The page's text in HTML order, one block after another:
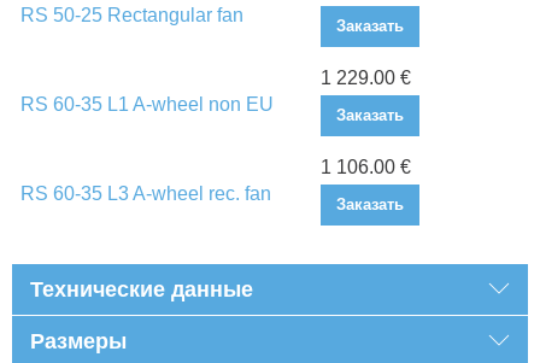
RS 50-25 Rectangular fan
Заказать
RS 60-35 L1 A-wheel non EU
1 229.00 €
Заказать
RS 60-35 L3 A-wheel rec. fan
1 106.00 €
Заказать
Технические данные
Размеры